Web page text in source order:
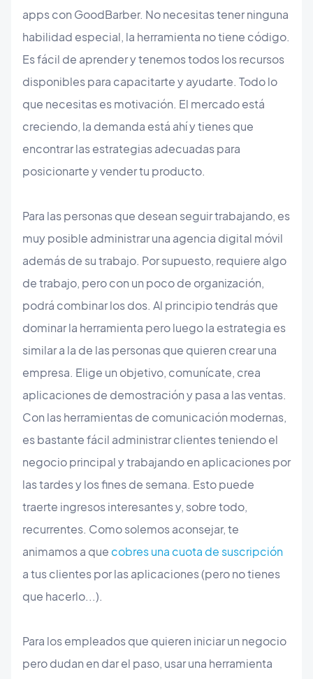
apps con GoodBarber. No necesitas tener ninguna
habilidad especial, la herramienta no tiene código.
Es fácil de aprender y tenemos todos los recursos
disponibles para capacitarte y ayudarte. Todo lo
que necesitas es motivación. El mercado está
creciendo, la demanda está ahí y tienes que
encontrar las estrategias adecuadas para
posicionarte y vender tu producto.
Para las personas que desean seguir trabajando, es
muy posible administrar una agencia digital móvil
además de su trabajo. Por supuesto, requiere algo
de trabajo, pero con un poco de organización,
podrá combinar los dos. Al principio tendrás que
dominar la herramienta pero luego la estrategia es
similar a la de las personas que quieren crear una
empresa. Elige un objetivo, comunícate, crea
aplicaciones de demostración y pasa a las ventas.
Con las herramientas de comunicación modernas,
es bastante fácil administrar clientes teniendo el
negocio principal y trabajando en aplicaciones por
las tardes y los fines de semana. Esto puede
traerte ingresos interesantes y, sobre todo,
recurrentes. Como solemos aconsejar, te
animamos a que cobres una cuota de suscripción
a tus clientes por las aplicaciones (pero no tienes
que hacerlo...).
Para los empleados que quieren iniciar un negocio
pero dudan en dar el paso, usar una herramienta